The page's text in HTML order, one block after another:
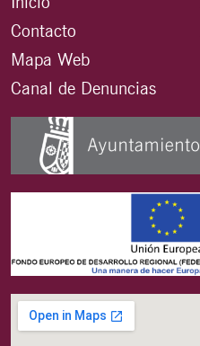
Contacto
Mapa Web
Canal de Denuncias